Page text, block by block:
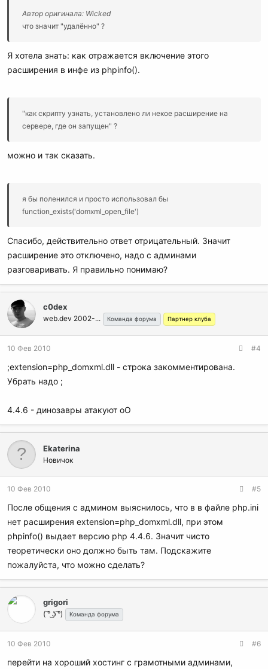
Автор оригинала: Wicked
что значит "удалённо" ?
Я хотела знать: как отражается включение этого
расширения в инфе из phpinfo().
"как скрипту узнать, установлено ли некое расширение на
сервере, где он запущен" ?
можно и так сказать.
я бы поленился и просто использовал бы
function_exists('domxml_open_file')
Спасибо, действительно ответ отрицательный. Значит
расширение это отключено, надо с админами
разговаривать. Я правильно понимаю?
c0dex
web.dev 2002-... Команда форума Партнер клуба
10 Фев 2010 #4
;extension=php_domxml.dll - строка закомментирована.
Убрать надо ;
4.4.6 - динозавры атакуют оО
Ekaterina
Новичок
10 Фев 2010 #5
После общения с админом выяснилось, что в в файле php.ini
нет расширения extension=php_domxml.dll, при этом
phpinfo() выдает версию php 4.4.6. Значит чисто
теоретически оно должно быть там. Подскажите
пожалуйста, что можно сделать?
grigori
( ͡° ͜ʖ ͡°) Команда форума
10 Фев 2010 #6
перейти на хороший хостинг с грамотными админами,